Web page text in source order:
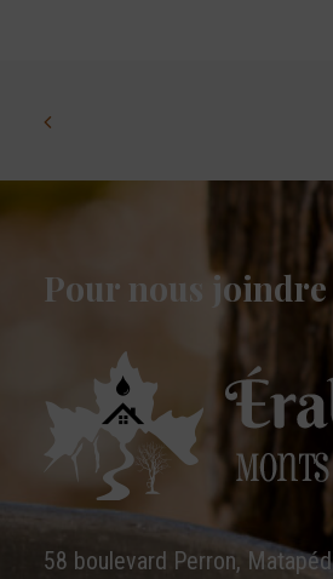
Pour nous joindre
58 boulevard Perron,